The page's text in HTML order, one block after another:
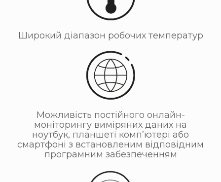
Широкий діапазон робочих температур
Можливість постійного онлайн-
моніторингу виміряних даних на
ноутбук, планшеті комп’ютері або
смартфоні з встановленим відповідним
програмним забезпеченням